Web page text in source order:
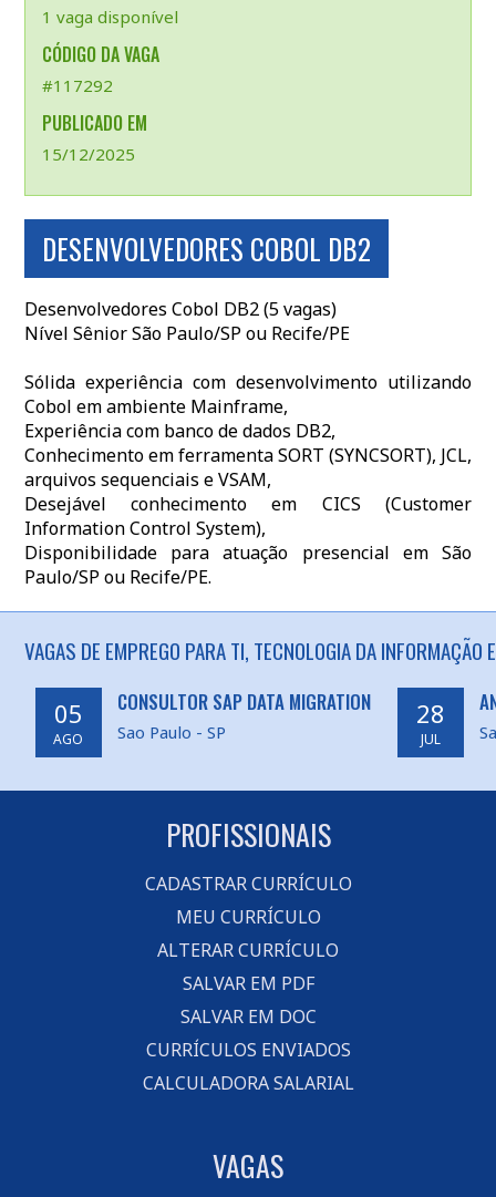
1 vaga disponível
CÓDIGO DA VAGA
#117292
PUBLICADO EM
15/12/2025
DESENVOLVEDORES COBOL DB2
Desenvolvedores Cobol DB2 (5 vagas)
Nível Sênior São Paulo/SP ou Recife/PE
Sólida experiência com desenvolvimento utilizando
Cobol em ambiente Mainframe,
Experiência com banco de dados DB2,
Conhecimento em ferramenta SORT (SYNCSORT), JCL,
arquivos sequenciais e VSAM,
Desejável conhecimento em CICS (Customer
Information Control System),
Disponibilidade para atuação presencial em São
Paulo/SP ou Recife/PE.
VAGAS DE EMPREGO PARA TI, TECNOLOGIA DA INFORMAÇÃO
05
AGO
CONSULTOR SAP DATA MIGRATION
Sao Paulo - SP
28
JUL
PROFISSIONAIS
CADASTRAR CURRÍCULO
MEU CURRÍCULO
ALTERAR CURRÍCULO
SALVAR EM PDF
SALVAR EM DOC
CURRÍCULOS ENVIADOS
CALCULADORA SALARIAL
VAGAS